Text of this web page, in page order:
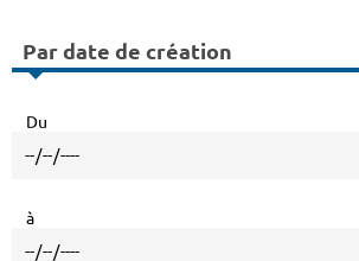
Par date de création
Du
à